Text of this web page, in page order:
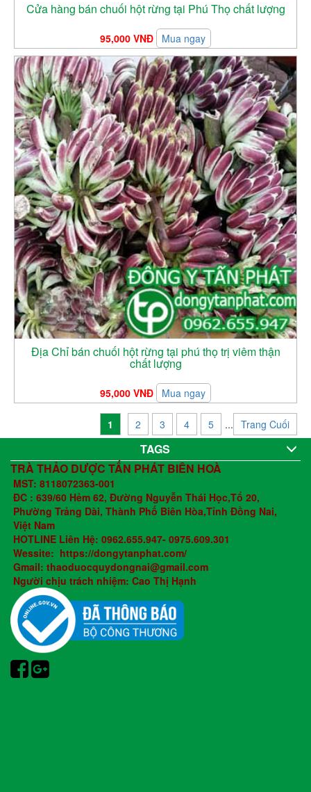
Cửa hàng bán chuối hột rừng tại Phú Thọ chất lượng
95,000 VNĐ Mua ngay
Địa Chỉ bán chuối hột rừng tại phú thọ trị viêm thận
chất lượng
95,000 VNĐ Mua ngay
1 2 3 4 5 ... Trang Cuối
TAGS
TRÀ THẢO DƯỢC TẤN PHÁT BIÊN HOÀ
MST: 8118072363-001
ĐC : 639/60 Hẻm 62, Đường Nguyễn Thái Học,Tổ 20,
Phường Trảng Dài, Thành Phố Biên Hòa,Tỉnh Đồng Nai,
Việt Nam
HOTLINE Liên Hệ: 0962.655.947- 0975.609.301
Wessite: https://dongytanphat.com/
Gmail: thaoduocquydongnai@gmail.com
Người chịu trách nhiệm: Cao Thị Hạnh